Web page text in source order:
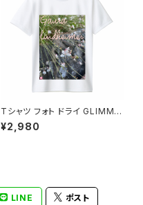
Tシャツ フォト ドライ GLIMME
R ポリエステル 写真プリント U
Vカット 吸汗 速乾 T shirt オリ
¥2,980
LINE ポスト